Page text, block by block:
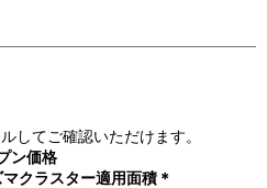
してご確認いただけます。
ン価格
クラスター適用面積＊